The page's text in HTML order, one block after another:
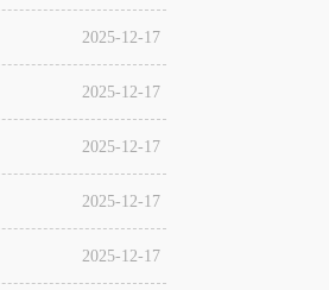
2025-12-17
2025-12-17
2025-12-17
2025-12-17
2025-12-17